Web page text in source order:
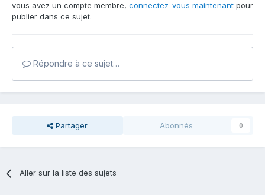
vous avez un compte membre, connectez-vous maintenant pour
publier dans ce sujet.
Répondre à ce sujet…
Partager Abonnés 0
Aller sur la liste des sujets